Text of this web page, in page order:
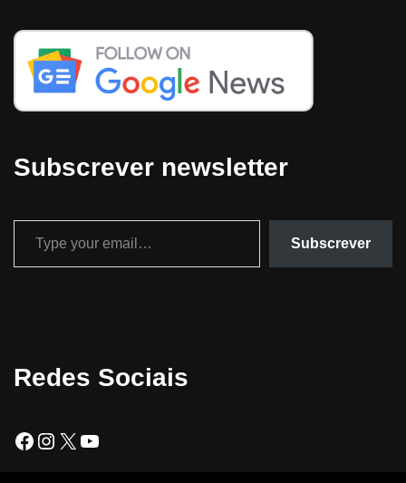
Subscrever newsletter
Subscrever
Redes Sociais